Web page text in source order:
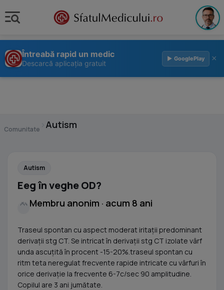
Întreabă rapid un medic
Descarcă aplicația gratuit
▶ GooglePlay ×
Comunitate Autism
Autism
Eeg în veghe OD?
Membru anonim · acum 8 ani
Traseul spontan cu aspect moderat iritații predominant
derivații stg CT. Se intricat în derivații stg CT izolate vârf
unda ascuțită în procent -15-20%.traseul spontan cu
ritm teta neregulat frecvente rapide intricate cu vârfuri în
orice derivație la frecvente 6-7c/sec 90 amplitudine.
Copilul are 3 ani jumătate.